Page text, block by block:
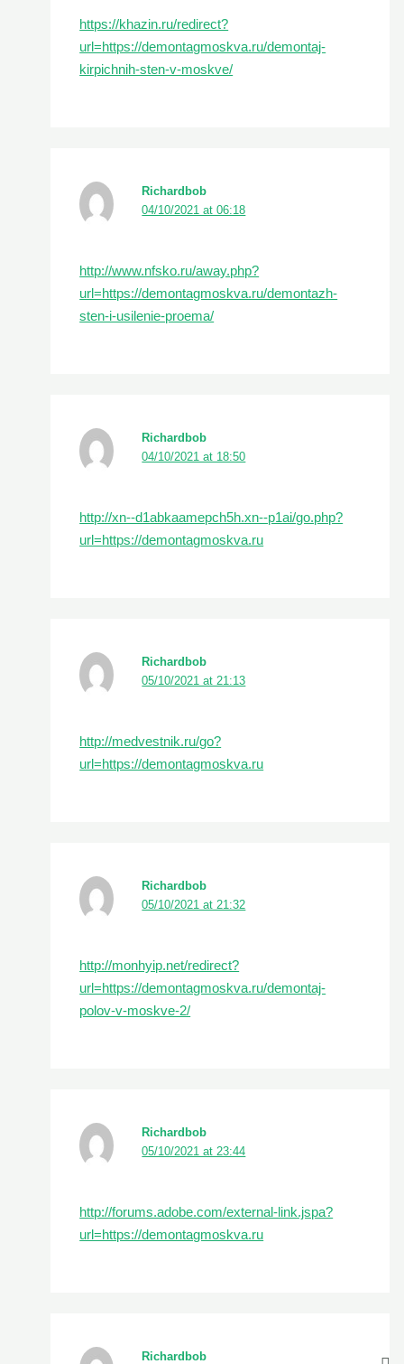
https://khazin.ru/redirect?
url=https://demontagmoskva.ru/demontaj-
kirpichnih-sten-v-moskve/
Richardbob
04/10/2021 at 06:18
http://www.nfsko.ru/away.php?
url=https://demontagmoskva.ru/demontazh-
sten-i-usilenie-proema/
Richardbob
04/10/2021 at 18:50
http://xn--d1abkaamepch5h.xn--p1ai/go.php?
url=https://demontagmoskva.ru
Richardbob
05/10/2021 at 21:13
http://medvestnik.ru/go?
url=https://demontagmoskva.ru
Richardbob
05/10/2021 at 21:32
http://monhyip.net/redirect?
url=https://demontagmoskva.ru/demontaj-
polov-v-moskve-2/
Richardbob
05/10/2021 at 23:44
http://forums.adobe.com/external-link.jspa?
url=https://demontagmoskva.ru
Richardbob